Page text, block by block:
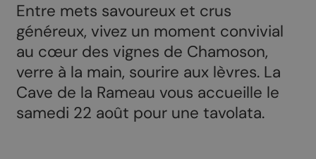
Entre mets savoureux et crus
généreux, vivez un moment convivial
au cœur des vignes de Chamoson,
verre à la main, sourire aux lèvres. La
Cave de la Rameau vous accueille le
samedi 22 août pour une tavolata.